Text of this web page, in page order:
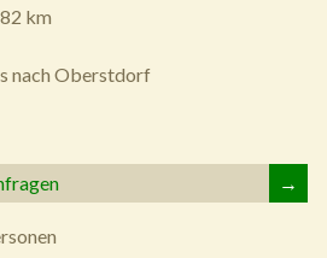
km
nach Oberstdorf
→